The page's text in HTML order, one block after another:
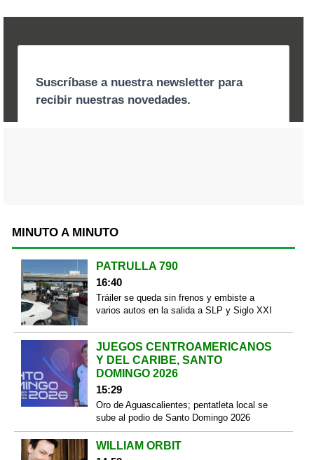
MINUTO A MINUTO
PATRULLA 790
16:40
Tráiler se queda sin frenos y embiste a
varios autos en la salida a SLP y Siglo XXI
JUEGOS CENTROAMERICANOS
Y DEL CARIBE, SANTO
DOMINGO 2026
15:29
Oro de Aguascalientes; pentatleta local se
sube al podio de Santo Domingo 2026
WILLIAM ORBIT